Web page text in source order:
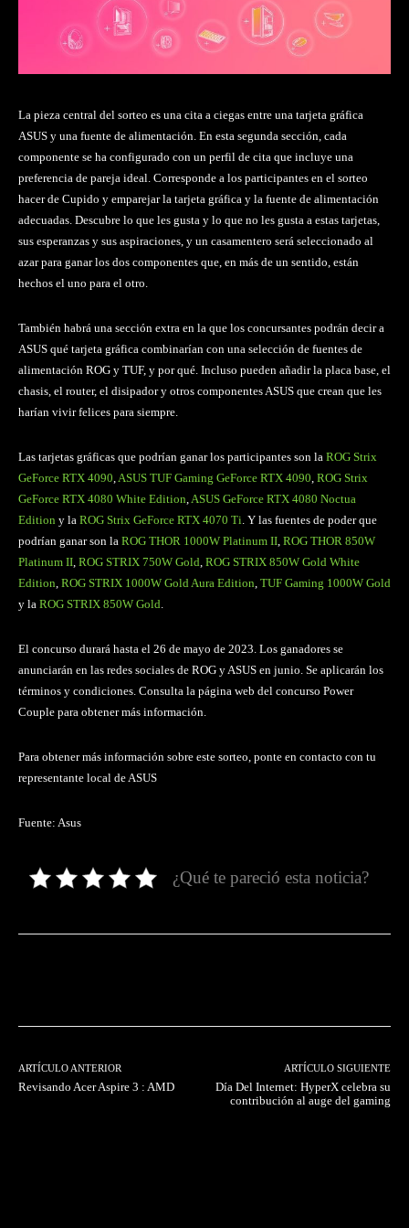
La pieza central del sorteo es una cita a ciegas entre una tarjeta gráfica
ASUS y una fuente de alimentación. En esta segunda sección, cada
componente se ha configurado con un perfil de cita que incluye una
preferencia de pareja ideal. Corresponde a los participantes en el sorteo
hacer de Cupido y emparejar la tarjeta gráfica y la fuente de alimentación
adecuadas. Descubre lo que les gusta y lo que no les gusta a estas tarjetas,
sus esperanzas y sus aspiraciones, y un casamentero será seleccionado al
azar para ganar los dos componentes que, en más de un sentido, están
hechos el uno para el otro.
También habrá una sección extra en la que los concursantes podrán decir a
ASUS qué tarjeta gráfica combinarían con una selección de fuentes de
alimentación ROG y TUF, y por qué. Incluso pueden añadir la placa base, el
chasis, el router, el disipador y otros componentes ASUS que crean que les
harían vivir felices para siempre.
Las tarjetas gráficas que podrían ganar los participantes son la ROG Strix
GeForce RTX 4090,ASUS TUF Gaming GeForce RTX 4090, ROG Strix
GeForce RTX 4080 White Edition,ASUS GeForce RTX 4080 Noctua
Edition y la ROG Strix GeForce RTX 4070 Ti. Y las fuentes de poder que
podrían ganar son la ROG THOR 1000W Platinum II, ROG THOR 850W
Platinum II, ROG STRIX 750W Gold, ROG STRIX 850W Gold White
Edition, ROG STRIX 1000W Gold Aura Edition, TUF Gaming 1000W Gold
y la ROG STRIX 850W Gold.
El concurso durará hasta el 26 de mayo de 2023. Los ganadores se
anunciarán en las redes sociales de ROG y ASUS en junio. Se aplicarán los
términos y condiciones. Consulta la página web del concurso Power
Couple para obtener más información.
Para obtener más información sobre este sorteo, ponte en contacto con tu
representante local de ASUS
Fuente: Asus
¿Qué te pareció esta noticia?
ARTÍCULO ANTERIOR
Revisando Acer Aspire 3 : AMD
ARTÍCULO SIGUIENTE
Día Del Internet: HyperX celebra su
contribución al auge del gaming